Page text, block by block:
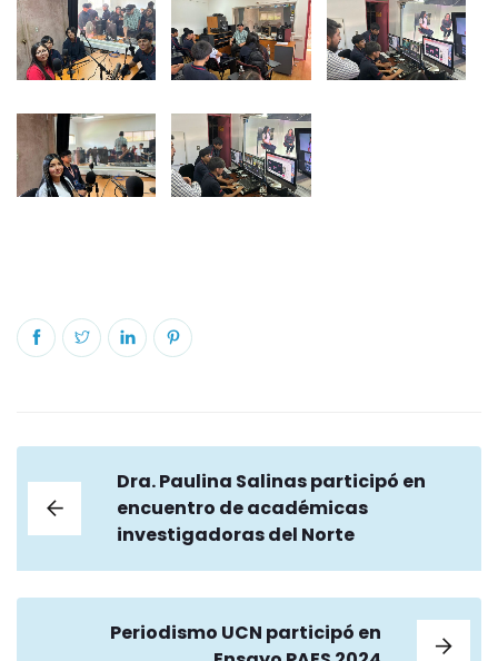
Dra. Paulina Salinas participó en
encuentro de académicas
investigadoras del Norte
Periodismo UCN participó en